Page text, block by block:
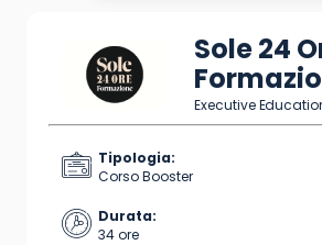
Sole 24
Executive
Tipologia:
Corso Booster
Durata:
34 ore